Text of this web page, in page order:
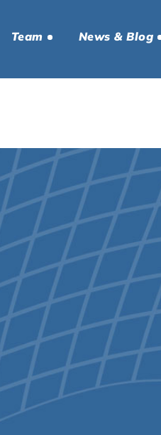
Team News & Blog